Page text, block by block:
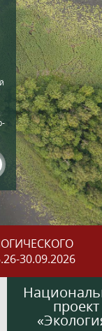
30.09.2026
проект